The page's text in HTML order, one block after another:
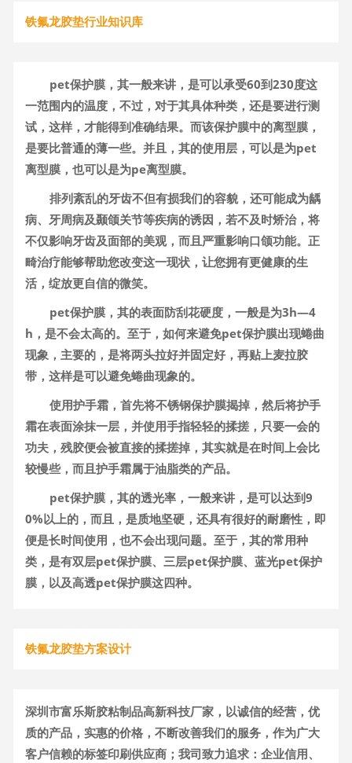
铁氟龙胶垫行业知识库
pet保护膜，其一般来讲，是可以承受60到230度这
一范围内的温度，不过，对于其具体种类，还是要进行测
试，这样，才能得到准确结果。而该保护膜中的离型膜，
是要比普通的薄一些。并且，其的使用层，可以是为pet
离型膜，也可以是为pe离型膜。
排列紊乱的牙齿不但有损我们的容貌，还可能成为龋
病、牙周病及颞颌关节等疾病的诱因，若不及时矫治，将
不仅影响牙齿及面部的美观，而且严重影响口颌功能。正
畸治疗能够帮助您改变这一现状，让您拥有更健康的生
活，绽放更自信的微笑。
pet保护膜，其的表面防刮花硬度，一般是为3h—4
h，是不会太高的。至于，如何来避免pet保护膜出现蜷曲
现象，主要的，是将两头拉好并固定好，再贴上麦拉胶
带，这样是可以避免蜷曲现象的。
使用护手霜，首先将不锈钢保护膜揭掉，然后将护手
霜在表面涂抹一层，并使用手指轻轻的揉搓，只要一会的
功夫，残胶便会被直接的揉搓掉，其实就是在时间上会比
较慢些，而且护手霜属于油脂类的产品。
pet保护膜，其的透光率，一般来讲，是可以达到9
0%以上的，而且，是质地坚硬，还具有很好的耐磨性，即
便是长时间使用，也不会出现问题。至于，其的常用种
类，是有双层pet保护膜、三层pet保护膜、蓝光pet保护
膜，以及高透pet保护膜这四种。
铁氟龙胶垫方案设计
深圳市富乐斯胶粘制品高新科技厂家，以诚信的经营，优
质的产品，实惠的价格，不断改善我们的服务，作为广大
客户信赖的标签印刷供应商；我司致力追求：企业信用、